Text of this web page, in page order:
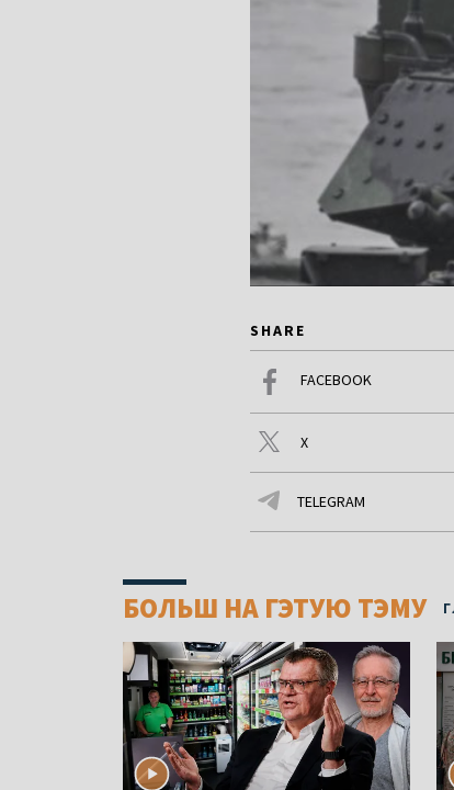
SHARE
FACEBOOK
X
TELEGRAM
БОЛЬШ НА ГЭТУЮ ТЭМУ